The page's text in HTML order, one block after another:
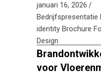
januari 16, 2026
Bedrijfspresentatie
identity Brochure
Design
voor